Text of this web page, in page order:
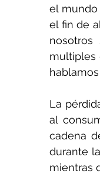
el mundo
el fin de
multiples
La
al
cadena
durante
mientras